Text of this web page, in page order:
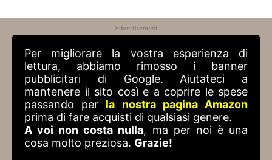
Advertisement
Per migliorare la vostra esperienza di
lettura, abbiamo rimosso i banner
pubblicitari di Google. Aiutateci a
mantenere il sito così e a coprire le spese
passando per la nostra pagina Amazon
prima di fare acquisti di qualsiasi genere.
A voi non costa nulla, ma per noi è una
cosa molto preziosa. Grazie!